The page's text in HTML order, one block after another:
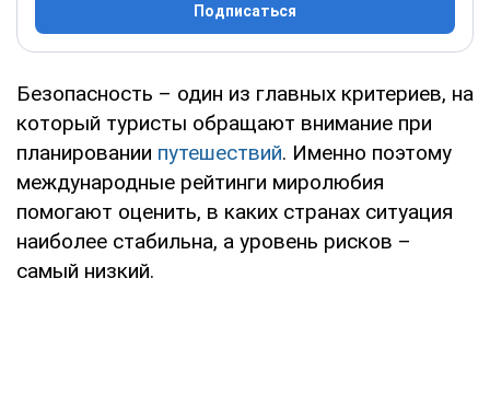
Подписаться
Безопасность – один из главных критериев, на
который туристы обращают внимание при
планировании путешествий. Именно поэтому
международные рейтинги миролюбия
помогают оценить, в каких странах ситуация
наиболее стабильна, а уровень рисков –
самый низкий.